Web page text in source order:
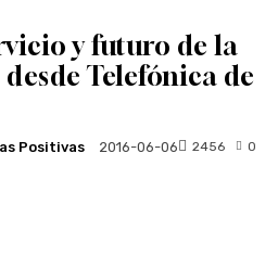
y futuro de la
Telefónica de
Positivas 2016-06-06 0
2456